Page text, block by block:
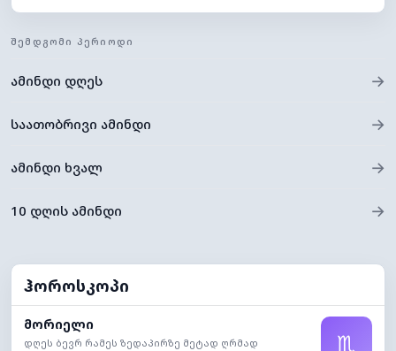
ᲨᲔᲛᲓᲒᲝᲛᲘ ᲞᲔᲠᲘᲝᲓᲘ
ამინდი დღეს →
საათობრივი ამინდი →
ამინდი ხვალ →
10 დღის ამინდი →
ჰოროსკოპი
მორიელი
დღეს ბევრ რამეს ზედაპირზე მეტად ღრმად
♏